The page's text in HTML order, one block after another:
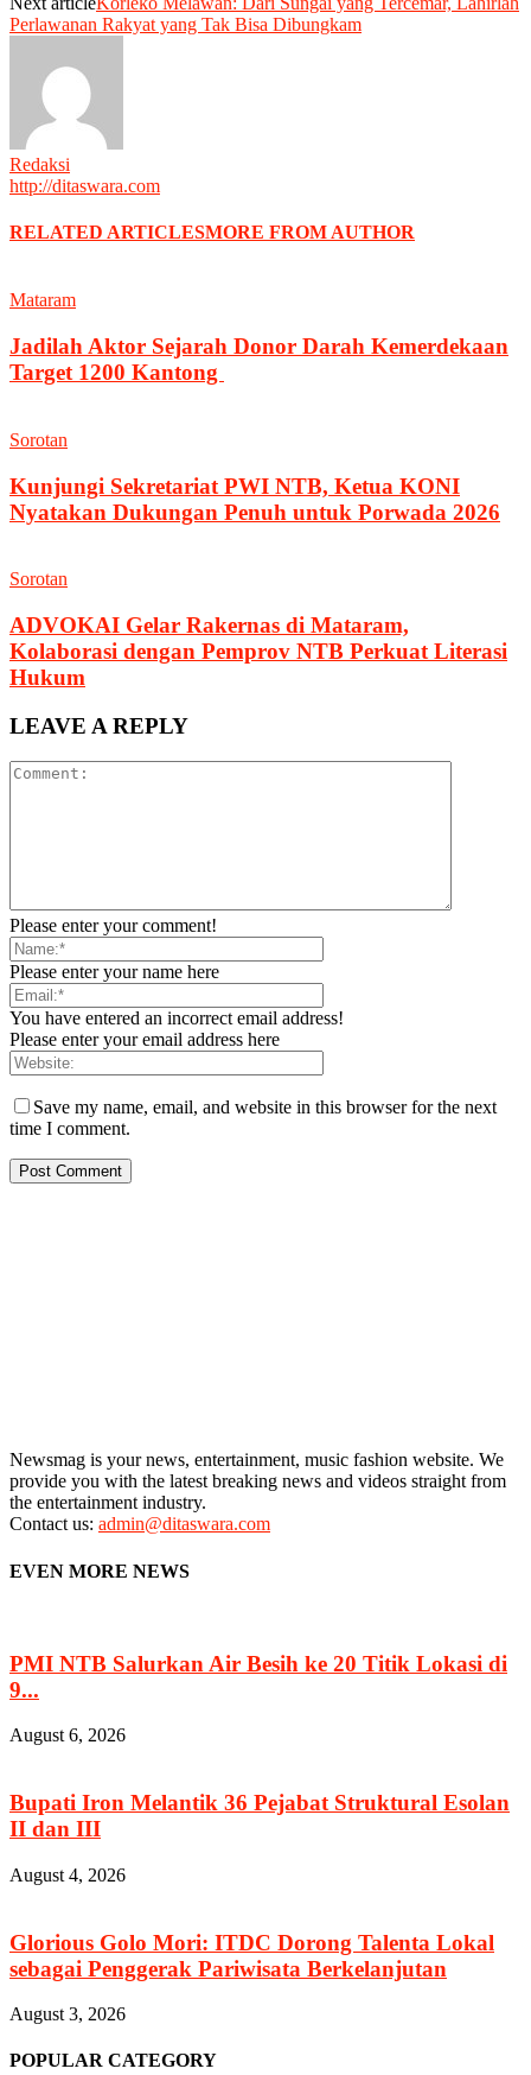
Perlawanan Rakyat yang Tak Bisa Dibungkam
Redaksi
http://ditaswara.com
RELATED ARTICLESMORE FROM AUTHOR
Mataram
Jadilah Aktor Sejarah Donor Darah Kemerdekaan
Target 1200 Kantong
Sorotan
Kunjungi Sekretariat PWI NTB, Ketua KONI
Nyatakan Dukungan Penuh untuk Porwada 2026
Sorotan
ADVOKAI Gelar Rakernas di Mataram,
Kolaborasi dengan Pemprov NTB Perkuat Literasi
Hukum
LEAVE A REPLY
Please enter your comment!
Please enter your name here
You have entered an incorrect email address!
Please enter your email address here
Save my name, email, and website in this browser for the next
time I comment.
Newsmag is your news, entertainment, music fashion website. We
provide you with the latest breaking news and videos straight from
the entertainment industry.
Contact us: admin@ditaswara.com
EVEN MORE NEWS
PMI NTB Salurkan Air Besih ke 20 Titik Lokasi di
9...
August 6, 2026
Bupati Iron Melantik 36 Pejabat Struktural Esolan
II dan III
August 4, 2026
Glorious Golo Mori: ITDC Dorong Talenta Lokal
sebagai Penggerak Pariwisata Berkelanjutan
August 3, 2026
POPULAR CATEGORY